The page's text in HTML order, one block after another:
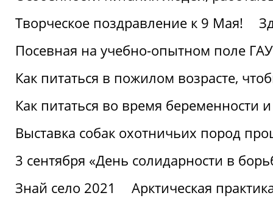
Творческое поздравление к 9 Мая!
Посевная на учебно-опытном поле
Как питаться в пожилом возрасте,
Как питаться во время беременности
Выставка собак охотничьих пород
3 сентября «День солидарности в
Знай село 2021
Арктическая